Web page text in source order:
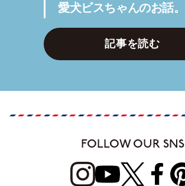
愛犬ビスちゃんのお話。
記事を読む
FOLLOW OUR SNS